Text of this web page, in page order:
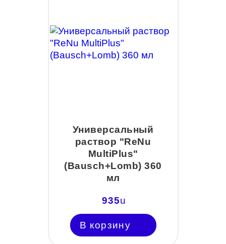
Универсальный
раствор "ReNu
MultiPlus"
(Bausch+Lomb) 360
мл
935u
В корзину